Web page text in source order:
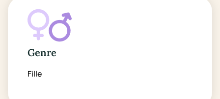
Genre
Fille